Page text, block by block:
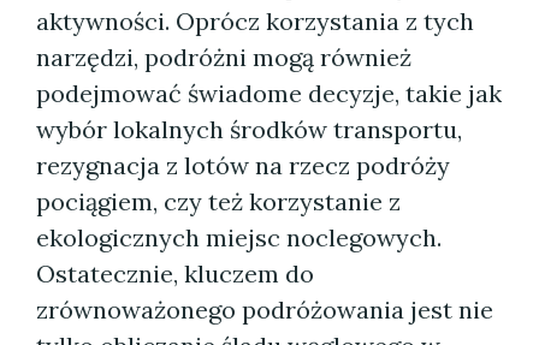
aktywności. Oprócz korzystania z tych
narzędzi, podróżni mogą również
podejmować świadome decyzje, takie jak
wybór lokalnych środków transportu,
rezygnacja z lotów na rzecz podróży
pociągiem, czy też korzystanie z
ekologicznych miejsc noclegowych.
Ostatecznie, kluczem do
zrównoważonego podróżowania jest nie